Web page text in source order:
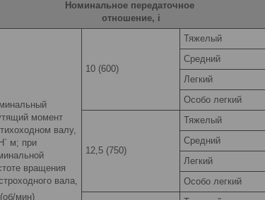
Номинальное передаточное
отношение, i
момент
валу,
м; при
вращения
вала,
(об/мин)
10 (600)
Тяжелый
Средний
Легкий
Особо легкий
12,5 (750)
Тяжелый
Средний
Легкий
Особо легкий